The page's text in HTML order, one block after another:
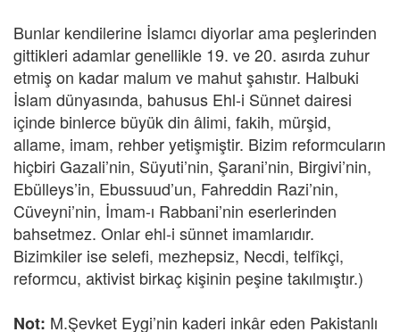
Bunlar kendilerine İslamcı diyorlar ama peşlerinden
gittikleri adamlar genellikle 19. ve 20. asırda zuhur
etmiş on kadar malum ve mahut şahıstır. Halbuki
İslam dünyasında, bahusus Ehl-i Sünnet dairesi
içinde binlerce büyük din âlimi, fakih, mürşid,
allame, imam, rehber yetişmiştir. Bizim reformcuların
hiçbiri Gazali’nin, Süyuti’nin, Şarani’nin, Birgivi’nin,
Ebülleys’in, Ebussuud’un, Fahreddin Razi’nin,
Cüveyni’nin, İmam-ı Rabbani’nin eserlerinden
bahsetmez. Onlar ehl-i sünnet imamlarıdır.
Bizimkiler ise selefi, mezhepsiz, Necdi, telfîkçi,
reformcu, aktivist birkaç kişinin peşine takılmıştır.)
Not: M.Şevket Eygi’nin kaderi inkâr eden Pakistanlı